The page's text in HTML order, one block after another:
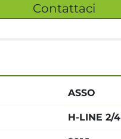
Contattaci
ASSO
H-LINE 2/4